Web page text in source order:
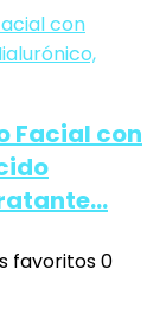
Facial con
favoritos0